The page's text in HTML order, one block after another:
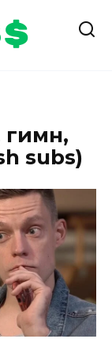
гимн,
subs)